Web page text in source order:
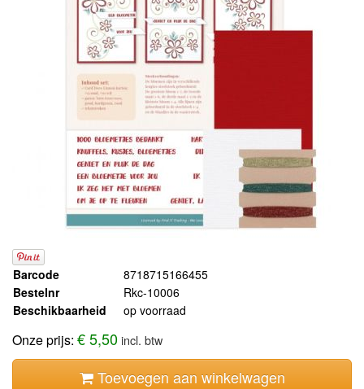
Barcode
8718715166455
Bestelnr
Rkc-10006
Beschikbaarheid
op voorraad
Onze prijs: € 5,50incl. btw
Toevoegen aan winkelwagen